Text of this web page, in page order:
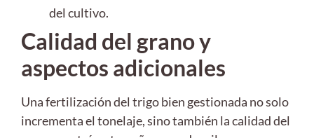
del cultivo.
Calidad del grano y
aspectos adicionales
Una fertilización del trigo bien gestionada no solo
incrementa el tonelaje, sino también la calidad del